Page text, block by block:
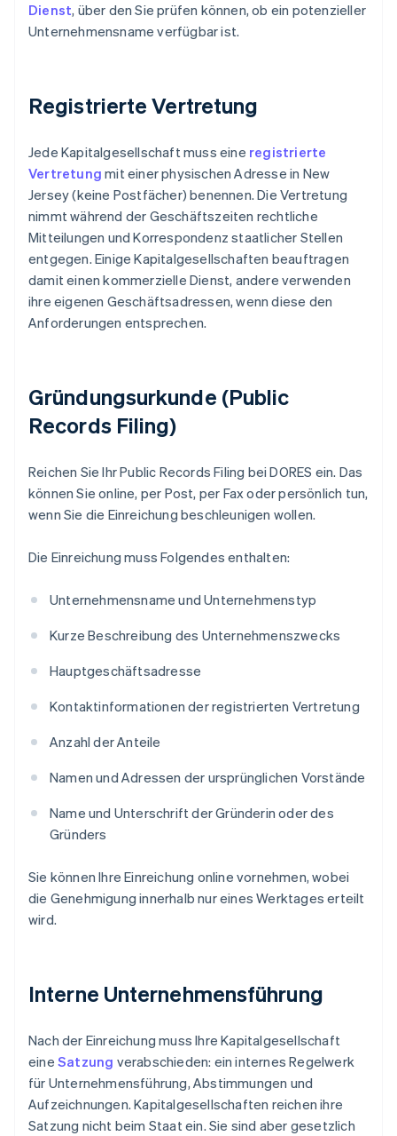
Dienst, über den Sie prüfen können, ob ein potenzieller
Unternehmensname verfügbar ist.
Registrierte Vertretung
Jede Kapitalgesellschaft muss eine registrierte
Vertretung mit einer physischen Adresse in New
Jersey (keine Postfächer) benennen. Die Vertretung
nimmt während der Geschäftszeiten rechtliche
Mitteilungen und Korrespondenz staatlicher Stellen
entgegen. Einige Kapitalgesellschaften beauftragen
damit einen kommerzielle Dienst, andere verwenden
ihre eigenen Geschäftsadressen, wenn diese den
Anforderungen entsprechen.
Gründungsurkunde (Public
Records Filing)
Reichen Sie Ihr Public Records Filing bei DORES ein. Das
können Sie online, per Post, per Fax oder persönlich tun,
wenn Sie die Einreichung beschleunigen wollen.
Die Einreichung muss Folgendes enthalten:
Unternehmensname und Unternehmenstyp
Kurze Beschreibung des Unternehmenszwecks
Hauptgeschäftsadresse
Kontaktinformationen der registrierten Vertretung
Anzahl der Anteile
Namen und Adressen der ursprünglichen Vorstände
Name und Unterschrift der Gründerin oder des
Gründers
Sie können Ihre Einreichung online vornehmen, wobei
die Genehmigung innerhalb nur eines Werktages erteilt
wird.
Interne Unternehmensführung
Nach der Einreichung muss Ihre Kapitalgesellschaft
eine Satzung verabschieden: ein internes Regelwerk
für Unternehmensführung, Abstimmungen und
Aufzeichnungen. Kapitalgesellschaften reichen ihre
Satzung nicht beim Staat ein. Sie sind aber gesetzlich